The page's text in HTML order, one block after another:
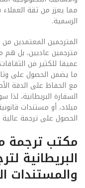
مما يعزز من ثقة
الرسمية.
المترجمين المعتمدين
مترجمين عاديين، بل هم
عميقا للكثير من
ما يضمن الحصول على
مع الحفاظ على الدقة
السفارة البريطانية،
ميلاد، أو مستندات
الحصول على ترجمة عالية
مكتب ترجمة
البريطانية
والمستندات